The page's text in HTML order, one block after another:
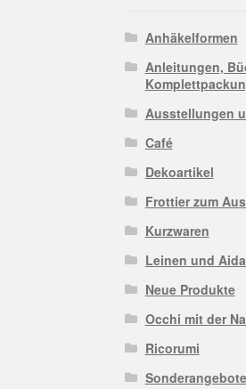
Anhäkelformen
Anleitungen,
Ausstellungen
Café
Dekoartikel
Frottier zum
Kurzwaren
Leinen und
Neue Produkte
Occhi mit der
Ricorumi
Sonderangebote